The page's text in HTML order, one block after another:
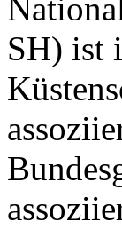
SH) ist